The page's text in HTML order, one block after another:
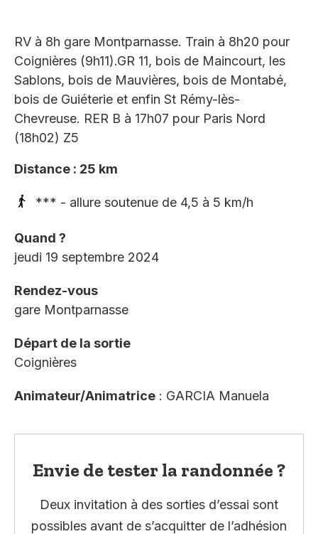
RV à 8h gare Montparnasse. Train à 8h20 pour
Coignières (9h11).GR 11, bois de Maincourt, les
Sablons, bois de Mauvières, bois de Montabé,
bois de Guiéterie et enfin St Rémy-lès-
Chevreuse. RER B à 17h07 pour Paris Nord
(18h02) Z5
Distance : 25 km
*** - allure soutenue de 4,5 à 5 km/h
Quand ?
jeudi 19 septembre 2024
Rendez-vous
gare Montparnasse
Départ de la sortie
Coignières
Animateur/Animatrice : GARCIA Manuela
Envie de tester la randonnée ?
Deux invitation à des sorties d’essai sont
possibles avant de s’acquitter de l’adhésion